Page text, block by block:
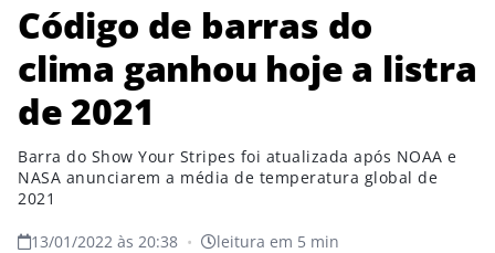
Código de barras do
clima ganhou hoje a listra
de 2021
Barra do Show Your Stripes foi atualizada após NOAA e
NASA anunciarem a média de temperatura global de
2021
13/01/2022 às 20:38 • leitura em 5 min